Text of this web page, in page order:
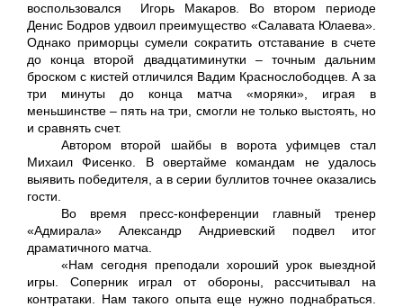
воспользовался Игорь Макаров. Во втором периоде
Денис Бодров удвоил преимущество «Салавата Юлаева».
Однако приморцы сумели сократить отставание в счете
до конца второй двадцатиминутки – точным дальним
броском с кистей отличился Вадим Краснослободцев. А за
три минуты до конца матча «моряки», играя в
меньшинстве – пять на три, смогли не только выстоять, но
и сравнять счет.
Автором второй шайбы в ворота уфимцев стал
Михаил Фисенко. В овертайме командам не удалось
выявить победителя, а в серии буллитов точнее оказались
гости.
Во время пресс-конференции главный тренер
«Адмирала» Александр Андриевский подвел итог
драматичного матча.
«Нам сегодня преподали хороший урок выездной
игры. Соперник играл от обороны, рассчитывал на
контратаки. Нам такого опыта еще нужно поднабраться.